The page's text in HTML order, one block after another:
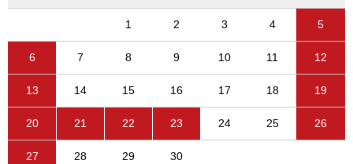
1 2 3 4 5
6 7 8 9 10 11 12
13 14 15 16 17 18 19
20 21 22 23 24 25 26
27 28 29 30